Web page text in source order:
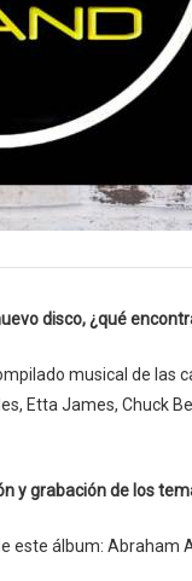
disco, ¿qué
musical de las
Etta James, Chuck
y grabación de los
este álbum: Abraham